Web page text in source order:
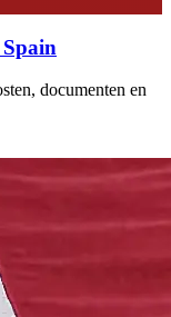
documenten en